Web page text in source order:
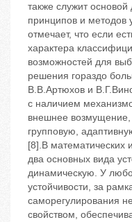
также служит
принципов и методов
отмечает, что если
характера
возможностей для
решения гораздо
В.В.Артюхов и
с наличием
внешнее
групповую,
[8].В математических
два основных вида
динамическую. У
устойчивости, за
саморегулирования
свойством,